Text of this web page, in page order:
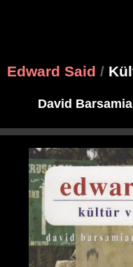
Edward Said /
David